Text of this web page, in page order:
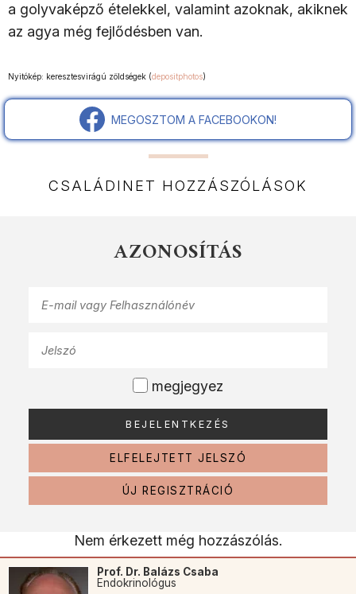
a golyvaképző ételekkel, valamint azoknak, akiknek
az agya még fejlődésben van.
Nyitókép: keresztesvirágú zöldségek (depositphotos)
MEGOSZTOM A FACEBOOKON!
CSALÁDINET HOZZÁSZÓLÁSOK
AZONOSÍTÁS
megjegyez
ELFELEJTETT JELSZÓ
ÚJ REGISZTRÁCIÓ
Nem érkezett még hozzászólás.
Prof. Dr. Balázs Csaba
Endokrinológus